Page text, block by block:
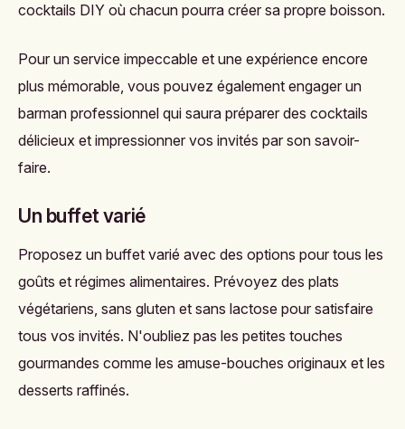
cocktails DIY où chacun pourra créer sa propre boisson.
Pour un service impeccable et une expérience encore
plus mémorable, vous pouvez également engager un
barman professionnel qui saura préparer des cocktails
délicieux et impressionner vos invités par son savoir-
faire.
Un buffet varié
Proposez un buffet varié avec des options pour tous les
goûts et régimes alimentaires. Prévoyez des plats
végétariens, sans gluten et sans lactose pour satisfaire
tous vos invités. N'oubliez pas les petites touches
gourmandes comme les amuse-bouches originaux et les
desserts raffinés.